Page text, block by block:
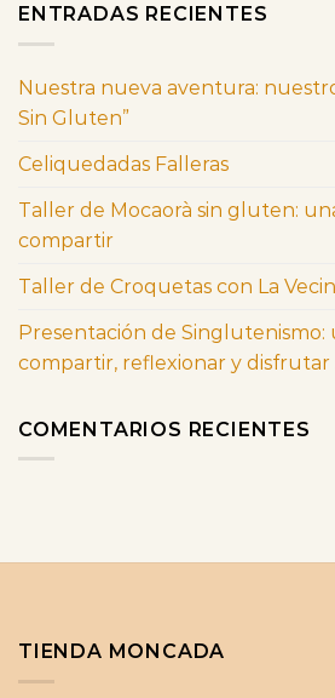
ENTRADAS RECIENTES
Nuestra nueva aventura:
Sin Gluten”
Celiquedadas Falleras
Taller de Mocaorà sin gluten:
compartir
Taller de Croquetas con La
Presentación de Singlutenismo:
compartir, reflexionar y
COMENTARIOS RECIENTES
TIENDA MONCADA